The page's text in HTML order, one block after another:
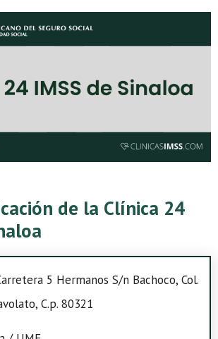
de la Clínica 24
5 Hermanos S/n Bachoco, Col.
C.p. 80321